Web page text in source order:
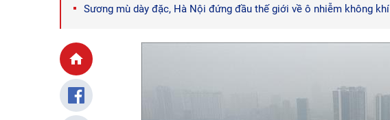
Sương mù dày đặc, Hà Nội đứng đầu thế giới về ô nhiễm không khí